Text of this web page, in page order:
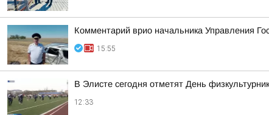
Комментарий врио начальника Управления
15:55
В Элисте сегодня отметят День
12:33